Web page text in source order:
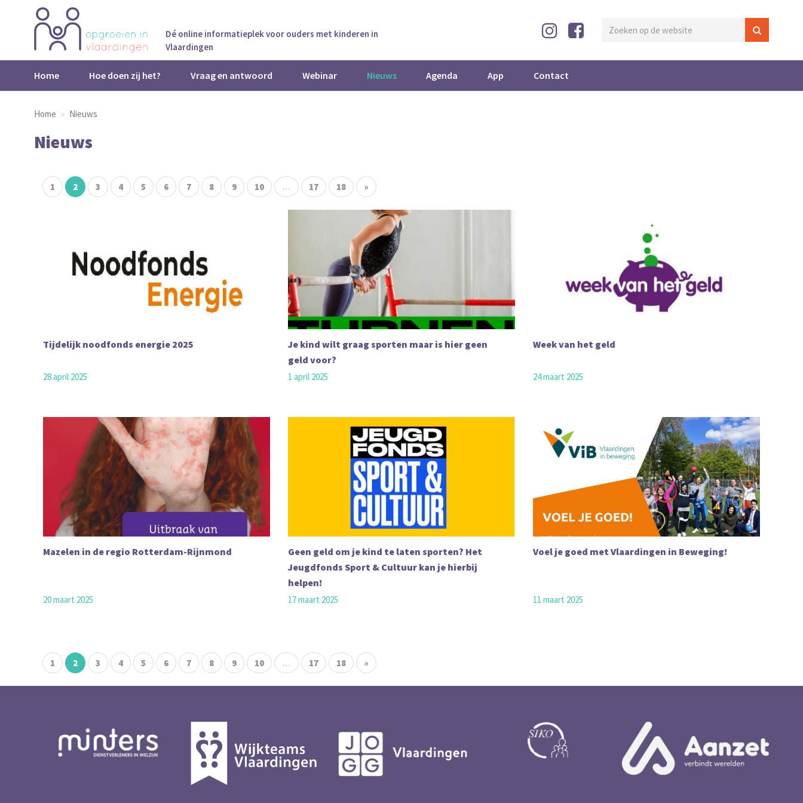
Dé online informatieplek voor ouders met kinderen in
Vlaardingen
Home Hoe doen zij het? Vraag en antwoord Webinar Nieuws Agenda App Contact
Home Nieuws
Nieuws
1 2 3 4 5 6 7 8 9 10 ... 17 18 »
Tijdelijk noodfonds energie 2025
28 april 2025
Je kind wilt graag sporten maar is hier geen
geld voor?
1 april 2025
Week van het geld
24 maart 2025
Mazelen in de regio Rotterdam-Rijnmond
20 maart 2025
Geen geld om je kind te laten sporten? Het
Jeugdfonds Sport & Cultuur kan je hierbij
helpen!
17 maart 2025
Voel je goed met Vlaardingen in Beweging!
11 maart 2025
1 2 3 4 5 6 7 8 9 10 ... 17 18 »